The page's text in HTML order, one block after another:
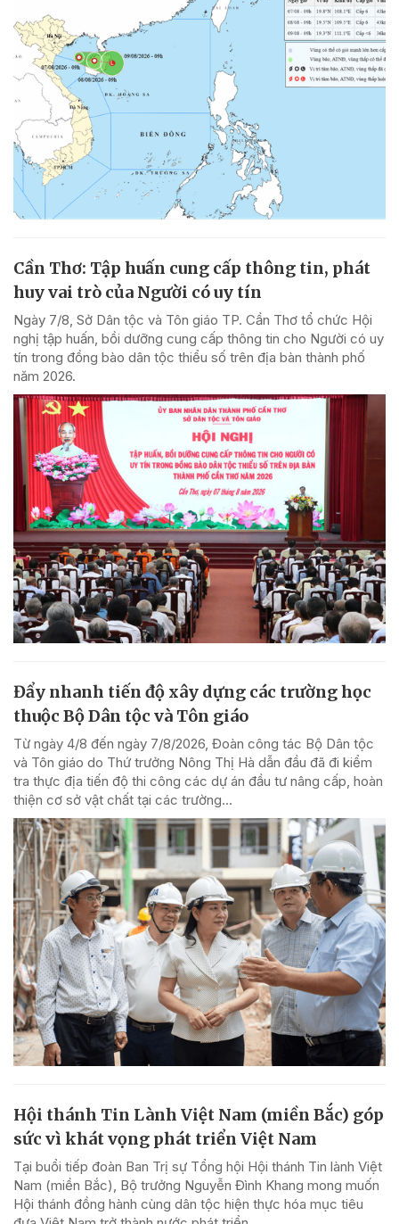
Cần Thơ: Tập huấn cung cấp thông tin, phát
huy vai trò của Người có uy tín
Ngày 7/8, Sở Dân tộc và Tôn giáo TP. Cần Thơ tổ chức Hội
nghị tập huấn, bồi dưỡng cung cấp thông tin cho Người có uy
tín trong đồng bào dân tộc thiểu số trên địa bàn thành phố
năm 2026.
Đẩy nhanh tiến độ xây dựng các trường học
thuộc Bộ Dân tộc và Tôn giáo
Từ ngày 4/8 đến ngày 7/8/2026, Đoàn công tác Bộ Dân tộc
và Tôn giáo do Thứ trưởng Nông Thị Hà dẫn đầu đã đi kiểm
tra thực địa tiến độ thi công các dự án đầu tư nâng cấp, hoàn
thiện cơ sở vật chất tại các trường...
Hội thánh Tin Lành Việt Nam (miền Bắc) góp
sức vì khát vọng phát triển Việt Nam
Tại buổi tiếp đoàn Ban Trị sự Tổng hội Hội thánh Tin lành Việt
Nam (miền Bắc), Bộ trưởng Nguyễn Đình Khang mong muốn
Hội thánh đồng hành cùng dân tộc hiện thực hóa mục tiêu